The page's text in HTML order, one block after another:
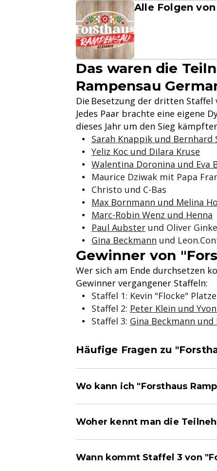
Alle Folgen
Das waren die
Rampensau
Die Besetzung der dritten Staffel
Jedes Paar brachte eine eigene
dieses Jahr um den Sieg
Sarah Knappik und Bernhard
Yeliz Koc und Dilara Kruse
Walentina Doronina und Eva
Maurice Dziwak mit Papa
Christo und C-Bas
Max Bornmann und Melina
Marc-Robin Wenz und Henna
Paul Aubster und Oliver
Gina Beckmann und
Gewinner von
Wer sich am Ende durchsetzen
Gewinner vergangener Staffeln:
Staffel 1: Kevin "Flocke"
Staffel 2: Peter Klein und
Staffel 3: Gina Beckmann
Häufige Fragen zu
Wo kann ich "Forsthaus
Woher kennt man die
Wann kommt Staffel 3 von